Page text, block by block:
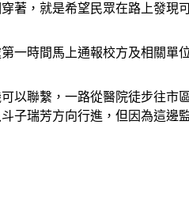
著，就是希望民眾在路上發現
一時間馬上通報校方及相關單
以聯繫，一路從醫院徒步往市
子瑞芳方向行進，但因為這邊